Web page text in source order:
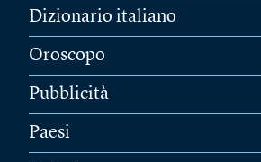
Dizionario italiano
Oroscopo
Pubblicità
Paesi